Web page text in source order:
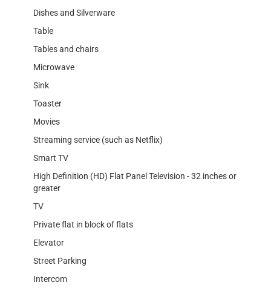
Dishes and Silverware
Table
Tables and chairs
Microwave
Sink
Toaster
Movies
Streaming service (such as Netflix)
Smart TV
High Definition (HD) Flat Panel Television - 32 inches or
greater
TV
Private flat in block of flats
Elevator
Street Parking
Intercom